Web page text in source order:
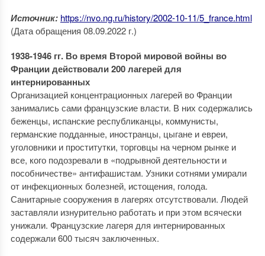
Источник: https://nvo.ng.ru/history/2002-10-11/5_france.html
(Дата обращения 08.09.2022 г.)
1938-1946 гг. Во время Второй мировой войны во
Франции действовали 200 лагерей для
интернированных
Организацией концентрационных лагерей во Франции
занимались сами французские власти. В них содержались
беженцы, испанские республиканцы, коммунисты,
германские подданные, иностранцы, цыгане и евреи,
уголовники и проститутки, торговцы на черном рынке и
все, кого подозревали в «подрывной деятельности и
пособничестве» антифашистам. Узники сотнями умирали
от инфекционных болезней, истощения, голода.
Санитарные сооружения в лагерях отсутствовали. Людей
заставляли изнурительно работать и при этом всячески
унижали. Французские лагеря для интернированных
содержали 600 тысяч заключенных.